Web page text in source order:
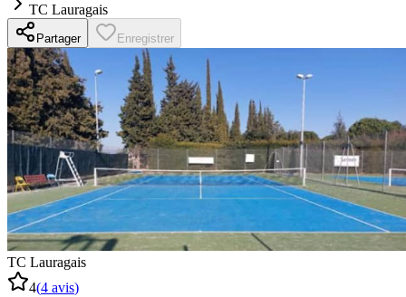
TC Lauragais
Partager Enregistrer
TC Lauragais
4(4 avis)